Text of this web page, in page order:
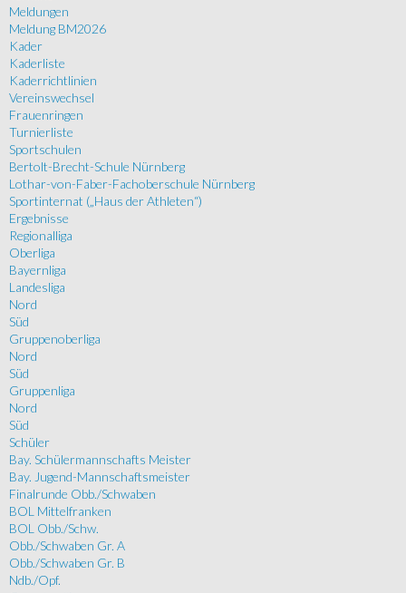
Meldungen
Meldung BM2026
Kader
Kaderliste
Kaderrichtlinien
Vereinswechsel
Frauenringen
Turnierliste
Sportschulen
Bertolt-Brecht-Schule Nürnberg
Lothar-von-Faber-Fachoberschule Nürnberg
Sportinternat („Haus der Athleten“)
Ergebnisse
Regionalliga
Oberliga
Bayernliga
Landesliga
Nord
Süd
Gruppenoberliga
Nord
Süd
Gruppenliga
Nord
Süd
Schüler
Bay. Schülermannschafts Meister
Bay. Jugend-Mannschaftsmeister
Finalrunde Obb./Schwaben
BOL Mittelfranken
BOL Obb./Schw.
Obb./Schwaben Gr. A
Obb./Schwaben Gr. B
Ndb./Opf.